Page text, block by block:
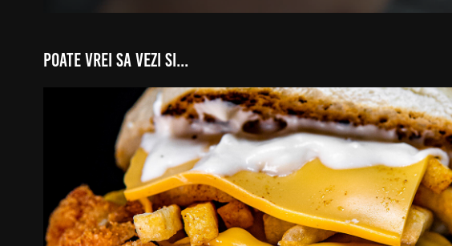
poate vrei sa vezi si...
Dracula's Burgers
2022